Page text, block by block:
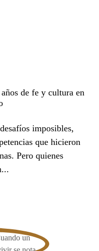
de fe y cultura en
imposibles,
que hicieron
Pero quienes